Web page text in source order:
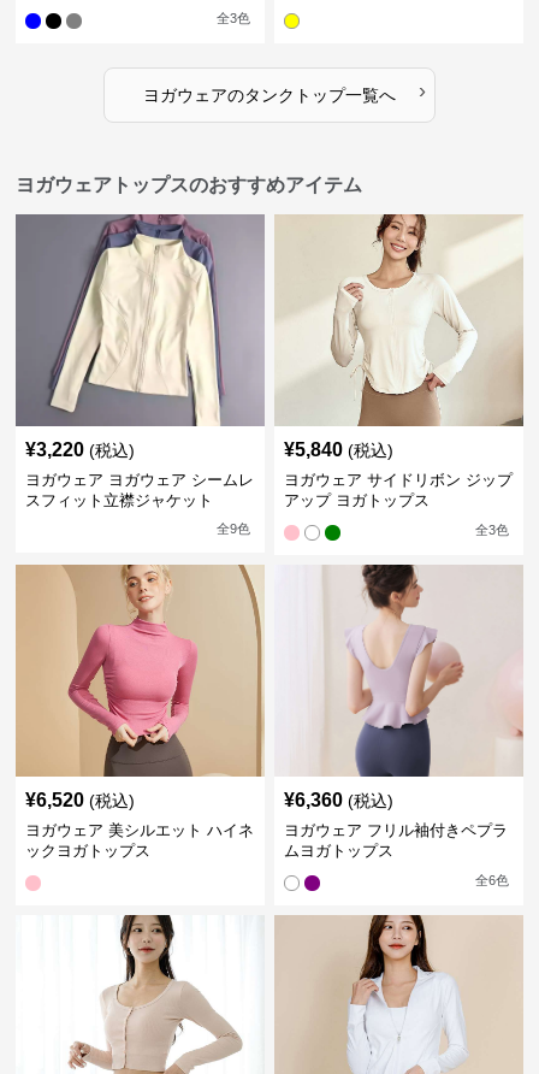
全3色
ヨガウェアのタンクトップ一覧へ ›
ヨガウェアトップスのおすすめアイテム
¥3,220 (税込)
ヨガウェア ヨガウェア シームレ
スフィット立襟ジャケット
全9色
¥5,840 (税込)
ヨガウェア サイドリボン ジップ
アップ ヨガトップス
全3色
¥6,520 (税込)
ヨガウェア 美シルエット ハイネ
ックヨガトップス
¥6,360 (税込)
ヨガウェア フリル袖付きペプラ
ムヨガトップス
全6色